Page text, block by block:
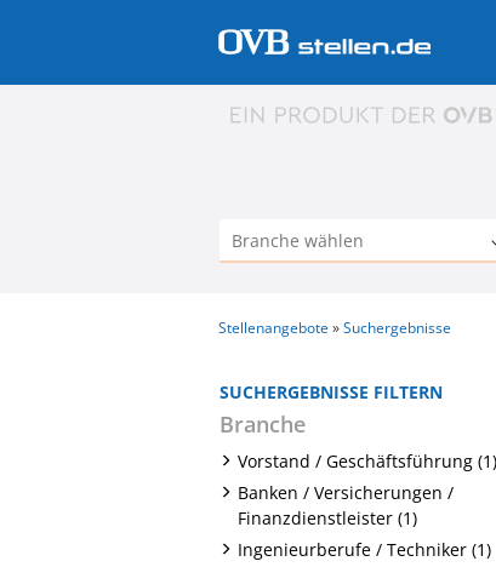
Stellenangebote Suchergebnisse
SUCHERGEBNISSE FILTERN
Branche
Vorstand / Geschäftsführung (1)
Banken / Versicherungen /
Finanzdienstleister (1)
Ingenieurberufe / Techniker (1)